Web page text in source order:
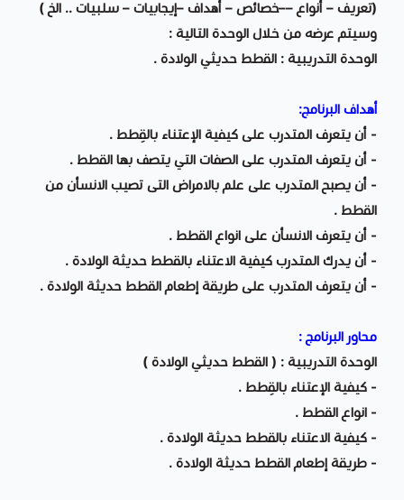
(تعريف – أنواع ––خصائص – أهداف –إيجابيات – سلبيات .. الخ )
وسيتم عرضه من خلال الوحدة التالية :
الوحدة التدريبية : القطط حديثي الولادة .
أهداف البرنامج:
- أن يتعرف المتدرب على كيفية الإعتناء بالقِطط .
- أن يتعرف المتدرب على الصفات التي يتصف بها القطط .
- أن يصبح المتدرب على علم بالامراض التى تصيب الانسأن من
القطط .
- أن يتعرف الانسأن على انواع القطط .
- أن يدرك المتدرب كيفية الاعتناء بالقطط حديثة الولادة .
- أن يتعرف المتدرب على طريقة إطعام القطط حديثة الولادة .
محاور البرنامج :
الوحدة التدريبية : ( القطط حديثي الولادة )
- كيفية الإعتناء بالقِطط .
- انواع القطط .
- كيفية الاعتناء بالقطط حديثة الولادة .
- طريقة إطعام القطط حديثة الولادة .